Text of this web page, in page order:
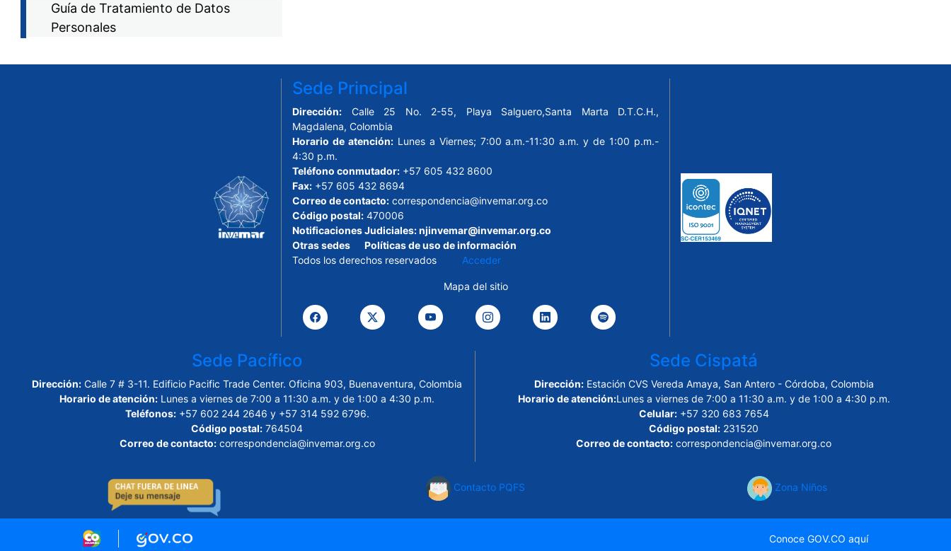
Guía de Tratamiento de Datos
Personales
Sede Principal
Dirección: Calle 25 No. 2-55, Playa Salguero,Santa Marta D.T.C.H.,
Magdalena, Colombia
Horario de atención:Lunes a Viernes; 7:00 a.m.-11:30 a.m. y de 1:00 p.m.-
4:30 p.m.
Teléfono conmutador: +57 605 432 8600
Fax: +57 605 432 8694
Correo de contacto: correspondencia@invemar.org.co
Código postal: 470006
Notificaciones Judiciales:njinvemar@invemar.org.co
Otras sedes
Políticas de uso de información
Todos los derechos reservados Acceder
Mapa del sitio
Sede Pacífico
Dirección: Calle 7 # 3-11. Edificio Pacific Trade Center. Oficina 903, Buenaventura, Colombia
Horario de atención: Lunes a viernes de 7:00 a 11:30 a.m. y de 1:00 a 4:30 p.m.
Teléfonos:+57 602 244 2646 y +57 314 592 6796.
Código postal: 764504
Correo de contacto:correspondencia@invemar.org.co
Sede Cispatá
Dirección:Estación CVS Vereda Amaya, San Antero - Córdoba, Colombia
Horario de atención:Lunes a viernes de 7:00 a 11:30 a.m. y de 1:00 a 4:30 p.m.
Celular:+57 320 683 7654
Código postal: 231520
Correo de contacto: correspondencia@invemar.org.co
Contacto PQFS Zona Niños
Logo marca ColombiaLogo Gobierno de Colombia Conoce GOV.CO aquí